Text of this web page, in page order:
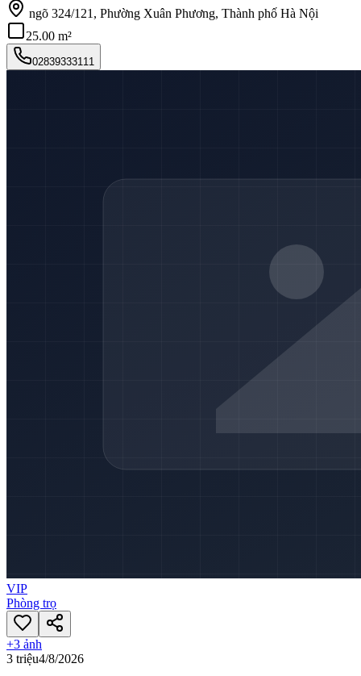
ngõ 324/121, Phường Xuân Phương, Thành phố Hà Nội
25.00 m²
02839333111
VIP
Phòng trọ
+3 ảnh
3 triệu4/8/2026